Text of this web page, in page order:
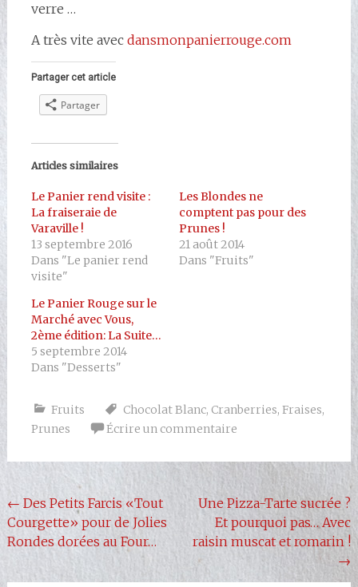
verre …
A très vite avec dansmonpanierrouge.com
Partager cet article
Partager
Articles similaires
Le Panier rend visite :
La fraiseraie de
Varaville !
13 septembre 2016
Dans "Le panier rend
visite"
Les Blondes ne
comptent pas pour des
Prunes !
21 août 2014
Dans "Fruits"
Le Panier Rouge sur le
Marché avec Vous,
2ème édition: La Suite…
5 septembre 2014
Dans "Desserts"
Fruits Chocolat Blanc, Cranberries, Fraises,
Prunes
Écrire un commentaire
Navigation
de
l'article
← Des Petits Farcis «Tout
Courgette» pour de Jolies
Rondes dorées au Four…
Une Pizza-Tarte sucrée ?
Et pourquoi pas… Avec
raisin muscat et romarin !
→